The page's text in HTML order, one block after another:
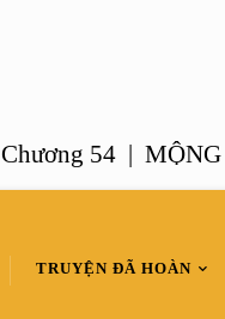
54 |MỘNG
TRUYỆN ĐÃ HOÀN